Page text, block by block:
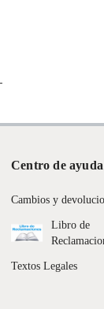
Centro de ayuda
Cambios y
Libro de
Textos Legales